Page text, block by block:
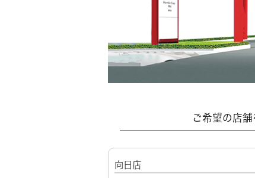
ご希望の店
向日店